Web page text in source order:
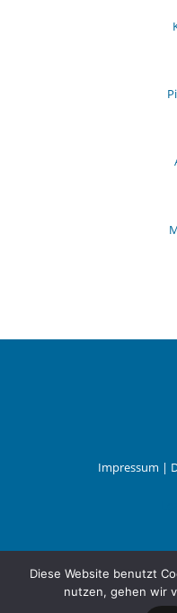
Impressum |
Diese Website benutzt
nutzen, gehen wir